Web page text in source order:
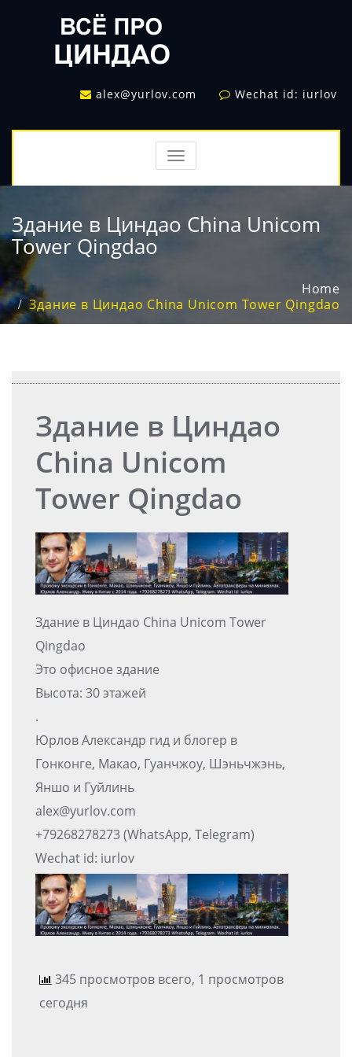
alex@yurlov.com Wechat id: iurlov
TOGGLE
NAVIGATION
Здание в Циндао China Unicom
Tower Qingdao
Home
Здание в Циндао China Unicom Tower Qingdao
Здание в Циндао
China Unicom
Tower Qingdao
Здание в Циндао China Unicom Tower
Qingdao
Это офисное здание
Высота: 30 этажей
.
Юрлов Александр гид и блогер в
Гонконге, Макао, Гуанчжоу, Шэньчжэнь,
Яншо и Гуйлинь
alex@yurlov.com
+79268278273 (WhatsApp, Telegram)
Wechat id: iurlov
345 просмотров всего, 1 просмотров
сегодня